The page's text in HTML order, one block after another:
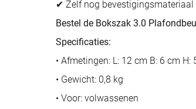
✔ Zelf nog
Bestel de Bokszak 3.0
Specificaties:
• Afmetingen: L: 12 cm B: 6 cm H:
• Gewicht: 0,8 kg
• Voor: volwassenen